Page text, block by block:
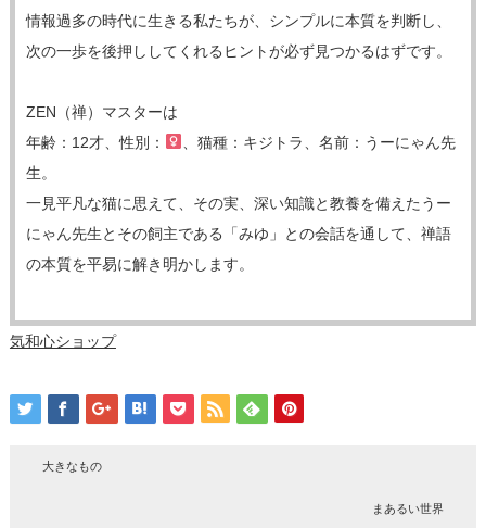
情報過多の時代に生きる私たちが、シンプルに本質を判断し、
次の一歩を後押ししてくれるヒントが必ず見つかるはずです。
ZEN（禅）マスターは
年齢：12才、性別：
、猫種：キジトラ、名前：うーにゃん先
生。
一見平凡な猫に思えて、その実、深い知識と教養を備えたうー
にゃん先生とその飼主である「みゆ」との会話を通して、禅語
の本質を平易に解き明かします。
気和心ショップ
大きなもの
まあるい世界